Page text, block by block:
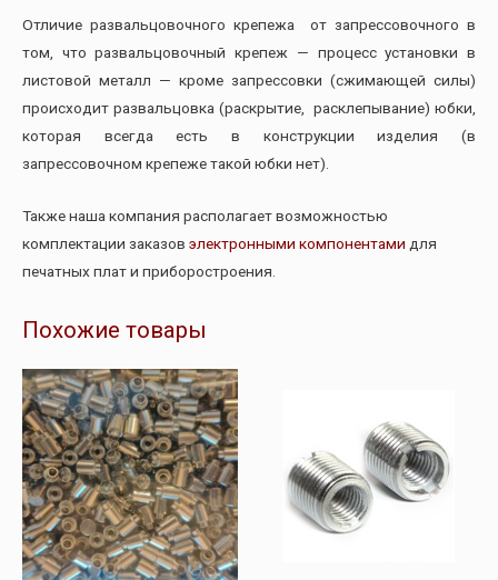
Отличие развальцовочного крепежа от запрессовочного в
том, что развальцовочный крепеж — процесс установки в
листовой металл — кроме запрессовки (сжимающей силы)
происходит развальцовка (раскрытие, расклепывание) юбки,
которая всегда есть в конструкции изделия (в
запрессовочном крепеже такой юбки нет).
Также наша компания располагает возможностью
комплектации заказов электронными компонентами для
печатных плат и приборостроения.
Похожие товары